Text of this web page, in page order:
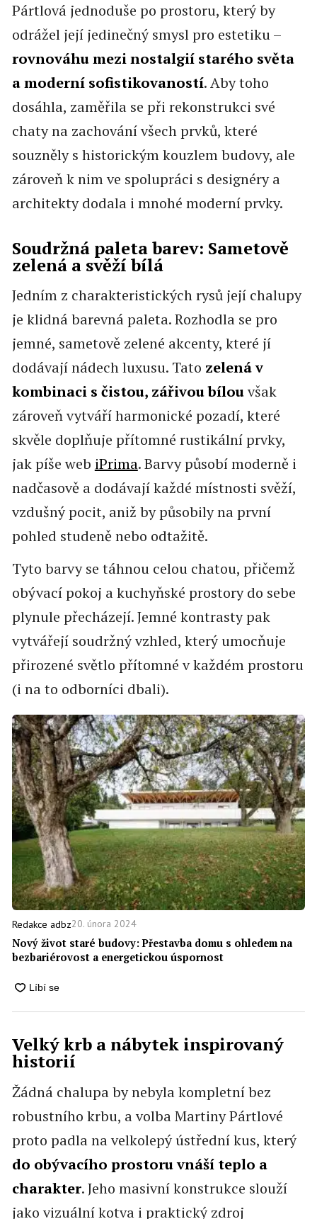
Pártlová jednoduše po prostoru, který by
odrážel její jedinečný smysl pro estetiku –
rovnováhu mezi nostalgií starého světa
a moderní sofistikovaností. Aby toho
dosáhla, zaměřila se při rekonstrukci své
chaty na zachování všech prvků, které
souzněly s historickým kouzlem budovy, ale
zároveň k nim ve spolupráci s designéry a
architekty dodala i mnohé moderní prvky.
Soudržná paleta barev: Sametově
zelená a svěží bílá
Jedním z charakteristických rysů její chalupy
je klidná barevná paleta. Rozhodla se pro
jemné, sametově zelené akcenty, které jí
dodávají nádech luxusu. Tato zelená v
kombinaci s čistou, zářivou bílouvšak
zároveň vytváří harmonické pozadí, které
skvěle doplňuje přítomné rustikální prvky,
jak píše web iPrima. Barvy působí moderně i
nadčasově a dodávají každé místnosti svěží,
vzdušný pocit, aniž by působily na první
pohled studeně nebo odtažitě.
Tyto barvy se táhnou celou chatou, přičemž
obývací pokoj a kuchyňské prostory do sebe
plynule přecházejí. Jemné kontrasty pak
vytvářejí soudržný vzhled, který umocňuje
přirozené světlo přítomné v každém prostoru
(i na to odborníci dbali).
Redakce adbz20. února 2024
Nový život staré budovy: Přestavba domu s ohledem na
bezbariérovost a energetickou úspornost
Velký krb a nábytek inspirovaný
historií
Žádná chalupa by nebyla kompletní bez
robustního krbu, a volba Martiny Pártlové
proto padla na velkolepý ústřední kus, který
do obývacího prostoru vnáší teplo a
charakter. Jeho masivní konstrukce slouží
jako vizuální kotva i praktický zdroj